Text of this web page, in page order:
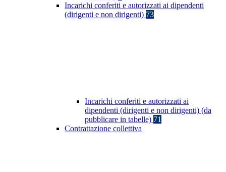
Incarichi conferiti e autorizzati ai dipendenti
(dirigenti e non dirigenti) 73
Incarichi conferiti e autorizzati ai
dipendenti (dirigenti e non dirigenti) (da
pubblicare in tabelle) 71
Contrattazione collettiva